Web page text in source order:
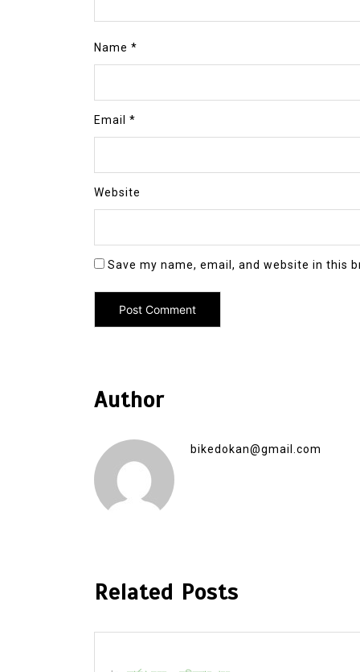
Name *
Email *
Website
Save my name, email, and website in this
Author
bikedokan@gmail.com
Related Posts